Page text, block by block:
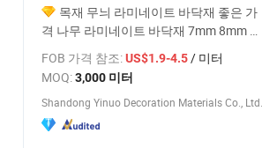
목재 무늬 라미네이트 바닥재 좋은 가
격 나무 라미네이트 바닥재 7mm 8mm 라
미네이트 바닥재
FOB 가격 참조:US$1.9-4.5/ 미터
MOQ:3,000 미터
Shandong Yinuo Decoration Materials Co., Ltd.